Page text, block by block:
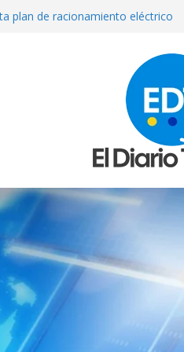
plan de racionamiento eléctrico
fallas eléctricas en Venezuela
Cristina Ramos, “la señora de las
venezolana de tres niños en